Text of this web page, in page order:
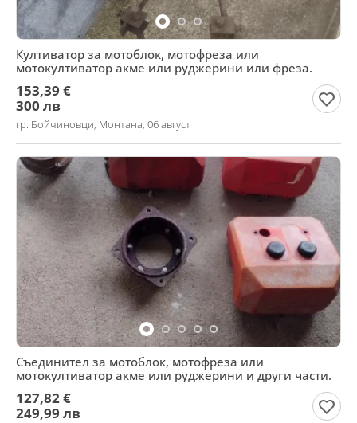
Култиватор за мотоблок, мотофреза или
мотокултиватор акме или руджерини или фреза.
153,39 €
300 лв
гр. Бойчиновци, Монтана, 06 август
Съединител за мотоблок, мотофреза или
мотокултиватор акме или руджерини и други части.
127,82 €
249,99 лв